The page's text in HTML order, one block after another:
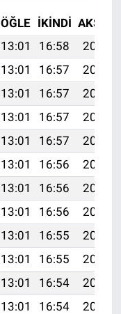
ÖĞLE İKINDI AKŞAM
13:01 16:58
20:21
13:01 16:57
20:20
13:01 16:57
20:19
13:01 16:57
20:18
13:01 16:57
20:17
13:01 16:56
20:16
13:01 16:56
20:15
13:01 16:56
20:14
13:01 16:55
20:13
13:01 16:55
20:12
13:01 16:54
20:11
13:01 16:54
20:10